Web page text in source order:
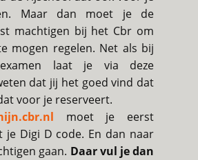
Maar dan moet je de
machtigen bij het Cbr om
mogen regelen. Net als bij
laat je via deze
dat jij het goed vind dat
voor je reserveert.
moet je eerst
je Digi D code. En dan naar
gaan. Daar vul je dan